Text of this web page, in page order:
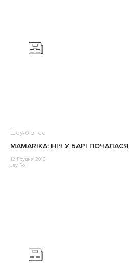
Шоу-бізнес
MAMARIKA: НІЧ У БАРІ ПОЧАЛАСЯ
12 Грудня 2016
Jey Ro